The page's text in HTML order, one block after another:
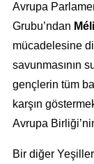
Avrupa
Grubu’ndan
mücadelesine
savunmasının
gençlerin tüm
karşın
Avrupa
Bir diğer